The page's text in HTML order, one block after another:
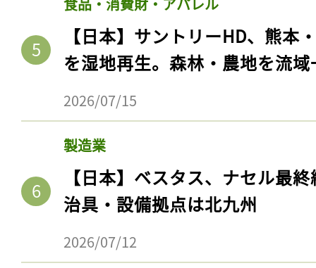
【日本】サントリーHD、熊本
を湿地再生。森林・農地を流
2026/07/15
製造業
【日本】ベスタス、ナセル最
治具・設備拠点は北九州
2026/07/12